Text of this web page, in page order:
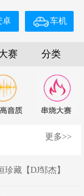
车机
卓
赛 分类
更多>>
藏【DJ邹杰】